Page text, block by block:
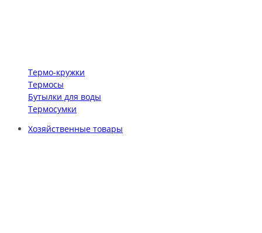
Термо-кружки
Термосы
Бутылки для воды
Термосумки
Хозяйственные товары